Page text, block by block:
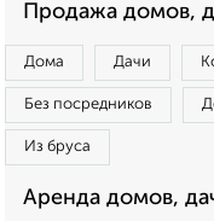
Продажа домов,
Дома Дачи
Без посредников
Из бруса
Аренда домов,